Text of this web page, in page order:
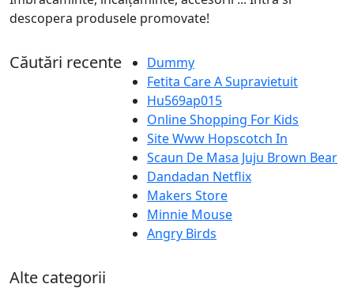
descopera produsele promovate!
Căutări recente
Dummy
Fetita Care A Supravietuit
Hu569ap015
Online Shopping For Kids
Site Www Hopscotch In
Scaun De Masa Juju Brown Bear
Dandadan Netflix
Makers Store
Minnie Mouse
Angry Birds
Alte categorii